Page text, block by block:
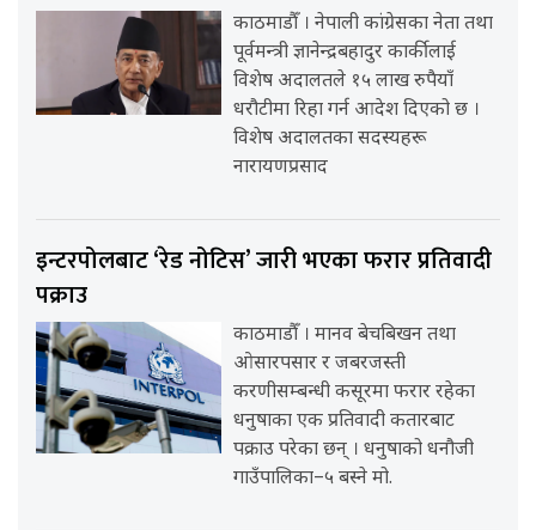
काठमाडौँ । नेपाली कांग्रेसका नेता तथा
पूर्वमन्त्री ज्ञानेन्द्रबहादुर कार्कीलाई
विशेष अदालतले १५ लाख रुपैयाँ
धरौटीमा रिहा गर्न आदेश दिएको छ ।
विशेष अदालतका सदस्यहरू
नारायणप्रसाद
इन्टरपोलबाट ‘रेड नोटिस’ जारी भएका फरार प्रतिवादी
पक्राउ
काठमाडौँ । मानव बेचबिखन तथा
ओसारपसार र जबरजस्ती
करणीसम्बन्धी कसूरमा फरार रहेका
धनुषाका एक प्रतिवादी कतारबाट
पक्राउ परेका छन् । धनुषाको धनौजी
गाउँपालिका–५ बस्ने मो.